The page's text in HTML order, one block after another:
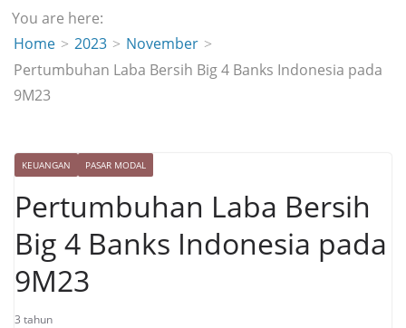
You are here:
Home
2023
November
Pertumbuhan Laba Bersih Big 4 Banks Indonesia pada
9M23
KEUANGAN PASAR MODAL
Pertumbuhan Laba Bersih
Big 4 Banks Indonesia pada
9M23
3 tahun